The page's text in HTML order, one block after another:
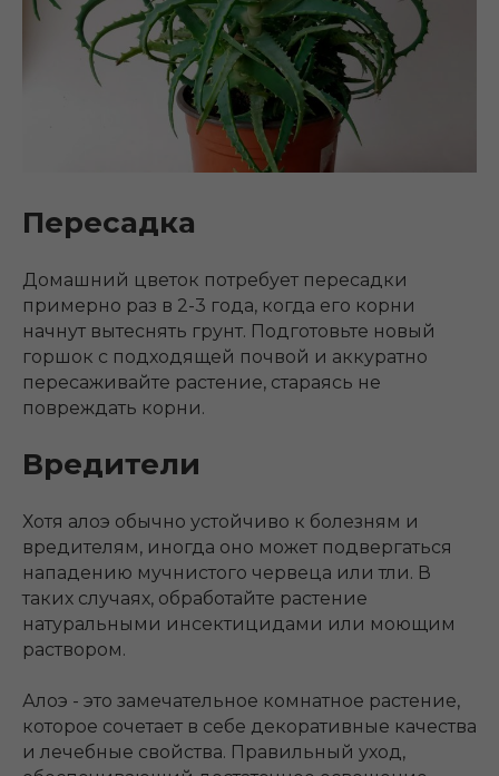
Пересадка
Домашний цветок потребует пересадки
примерно раз в 2-3 года, когда его корни
начнут вытеснять грунт. Подготовьте новый
горшок с подходящей почвой и аккуратно
пересаживайте растение, стараясь не
повреждать корни.
Вредители
Хотя алоэ обычно устойчиво к болезням и
вредителям, иногда оно может подвергаться
нападению мучнистого червеца или тли. В
таких случаях, обработайте растение
натуральными инсектицидами или моющим
раствором.
Алоэ - это замечательное комнатное растение,
которое сочетает в себе декоративные качества
и лечебные свойства. Правильный уход,